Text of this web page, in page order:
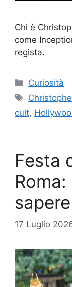
Chi è
come
regista.
Categorie
Curiosità
Tag
cult,
Festa
sapere
17 Luglio